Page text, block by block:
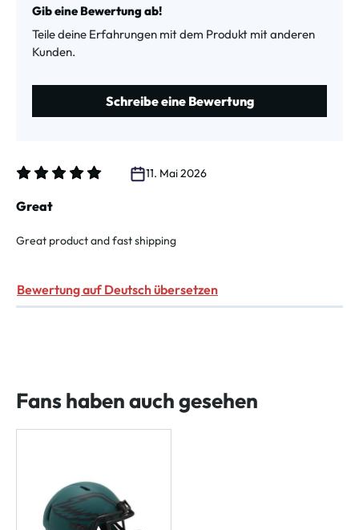
Gib eine Bewertung ab!
Teile deine Erfahrungen mit dem Produkt mit anderen
Kunden.
Schreibe eine Bewertung
11. Mai 2026
Great
Great product and fast shipping
Bewertung auf Deutsch übersetzen
Fans haben auch gesehen